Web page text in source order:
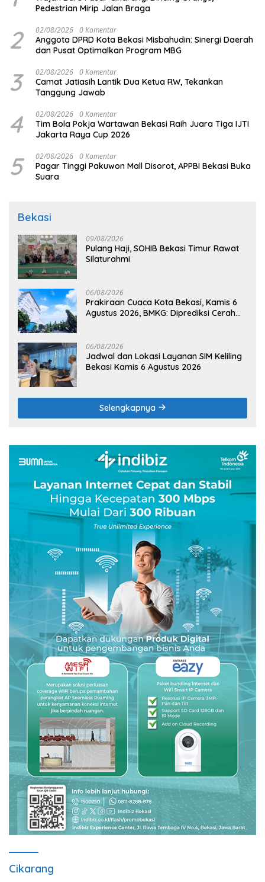
Pedestrian Mirip Jalan Braga
2 02/08/2026 0 Komentar
Anggota DPRD Kota Bekasi Misbahudin: Sinergi Daerah
dan Pusat Optimalkan Program MBG
3 02/08/2026 0 Komentar
Camat Jatiasih Lantik Dua Ketua RW, Tekankan
Tanggung Jawab
4 02/08/2026 0 Komentar
Tim Bola Pokja Wartawan Bekasi Raih Juara Tiga IJTI
Jakarta Raya Cup 2026
5 02/08/2026 0 Komentar
Pagar Tinggi Pakuwon Mall Disorot, APPBI Bekasi Buka
Suara
Bekasi
09/08/2026
Pulang Haji, SOHIB Bekasi Timur Rawat
Silaturahmi
06/08/2026
Prakiraan Cuaca Kota Bekasi, Kamis 6
Agustus 2026, BMKG: Diprediksi Cerah
06/08/2026
Jadwal dan Lokasi Layanan SIM Keliling
Bekasi Kamis 6 Agustus 2026
Selengkapnya
Cikarang